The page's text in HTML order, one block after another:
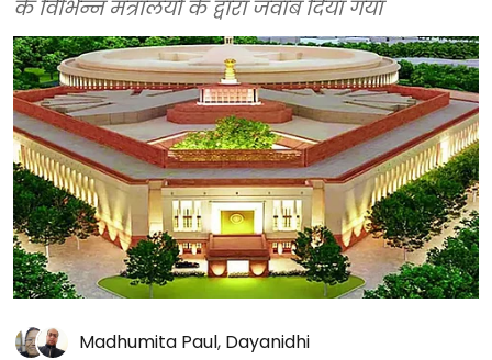
के विभिन्न मंत्रालयों के द्वारा जवाब दिया गया
Madhumita Paul, Dayanidhi